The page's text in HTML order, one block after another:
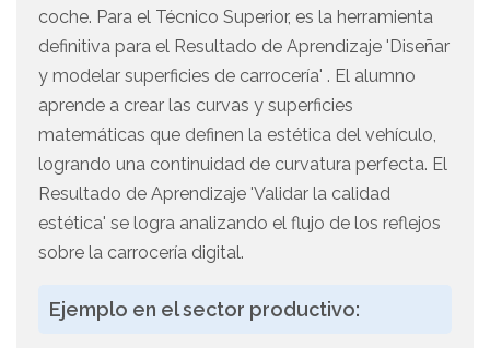
coche. Para el Técnico Superior, es la herramienta
definitiva para el Resultado de Aprendizaje 'Diseñar
y modelar superficies de carrocería' . El alumno
aprende a crear las curvas y superficies
matemáticas que definen la estética del vehículo,
logrando una continuidad de curvatura perfecta. El
Resultado de Aprendizaje 'Validar la calidad
estética' se logra analizando el flujo de los reflejos
sobre la carrocería digital.
Ejemplo en el sector productivo: